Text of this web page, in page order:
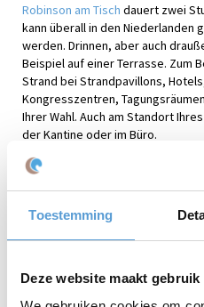
Toestemming
Deze website maakt
Robinson am Tisch dauert zwei
kann überall in den Niederlanden
werden. Drinnen, aber auch
Beispiel auf einer Terrasse. Zum
Strand bei Strandpavillons,
Kongresszentren,
Ihrer Wahl. Auch am Standort
der Kantine oder im Büro.
Schauen Sie sich diese
online an.
Gewinnerkette oder Mini-
eine Gewinnerkette.